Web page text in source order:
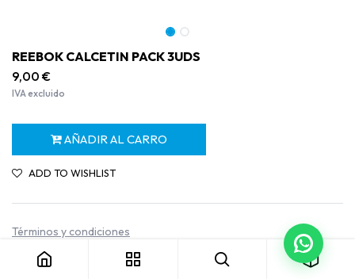
REEBOK CALCETIN PACK 3UDS
9,00 €
IVA excluido
AÑADIR AL CARRO
ADD TO WISHLIST
Términos y condiciones
Garantía de devolución de 30 días
Envío: 2-3 días laborables